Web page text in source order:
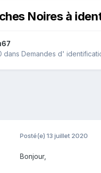
Noires à
dans Demandes d'
Posté(e) 13 juillet 2020
Bonjour,